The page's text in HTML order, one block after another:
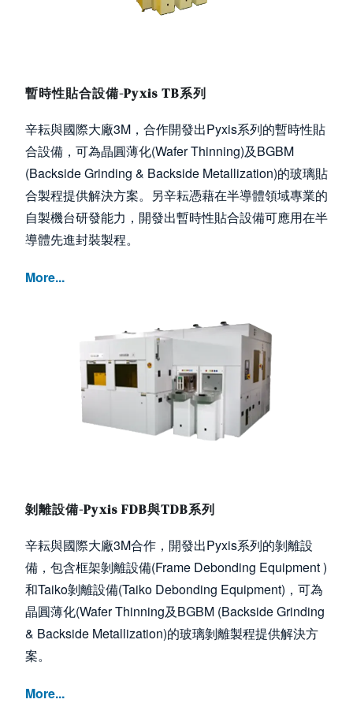
暫時性貼合設備-Pyxis TB系列
辛耘與國際大廠3M，合作開發出Pyxis系列的暫時性貼
合設備，可為晶圓薄化(Wafer Thinning)及BGBM
(Backside Grinding & Backside Metallization)的玻璃貼
合製程提供解決方案。另辛耘憑藉在半導體領域專業的
自製機台研發能力，開發出暫時性貼合設備可應用在半
導體先進封裝製程。
More...
剝離設備-Pyxis FDB與TDB系列
辛耘與國際大廠3M合作，開發出Pyxis系列的剝離設
備，包含框架剝離設備(Frame Debonding Equipment )
和Taiko剝離設備(Taiko Debonding Equipment)，可為
晶圓薄化(Wafer Thinning及BGBM (Backside Grinding
& Backside Metallization)的玻璃剝離製程提供解決方
案。
More...